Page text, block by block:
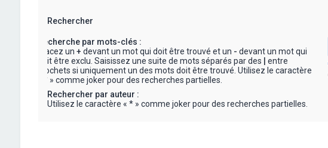
Rechercher
Recherche par mots-clés :
Placez un + devant un mot qui doit être trouvé et un - devant un mot qui
doit être exclu. Saisissez une suite de mots séparés par des
entre
crochets si uniquement un des mots doit être trouvé. Utilisez le caractère
« * » comme joker pour des recherches partielles.
Rechercher par auteur :
Utilisez le caractère « * » comme joker pour des recherches partielles.